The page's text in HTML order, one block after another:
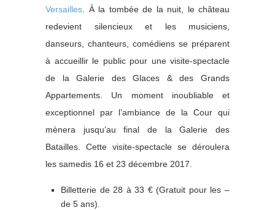
Versailles. À la tombée de la nuit, le château
redevient silencieux et les musiciens,
danseurs, chanteurs, comédiens se préparent
à accueillir le public pour une visite-spectacle
de la Galerie des Glaces & des Grands
Appartements. Un moment inoubliable et
exceptionnel par l’ambiance de la Cour qui
mènera jusqu’au final de la Galerie des
Batailles. Cette visite-spectacle se déroulera
les samedis 16 et 23 décembre 2017.
Billetterie de 28 à 33 € (Gratuit pour les –
de 5 ans).